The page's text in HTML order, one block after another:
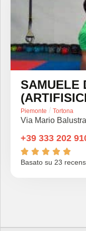
SAMUELE
Piemonte / Tortona
Via Mario Balustra
+39 333 202
    
Basato su 23